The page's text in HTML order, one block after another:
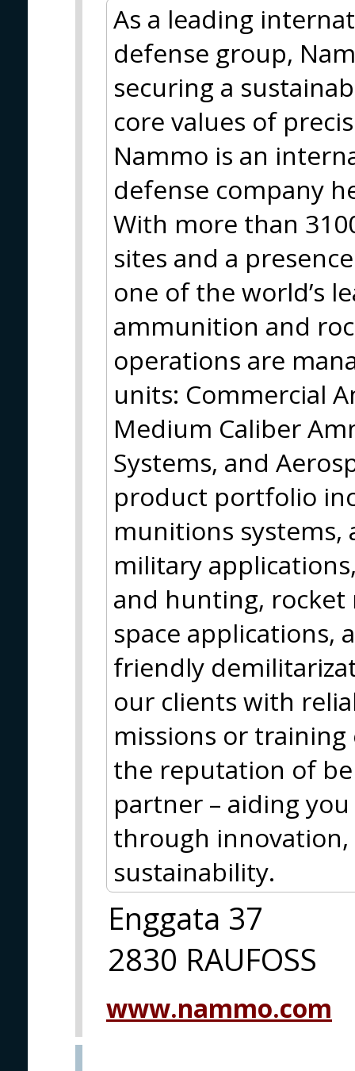
As a leading
defense group,
securing a
core values of
Nammo is an
defense company
With more than
sites and a
one of the world’s
ammunition and
operations are
units: Commercial
Medium Caliber
Systems, and
product portfolio
munitions
military
and hunting,
space applications,
friendly
our clients with
missions or training
the reputation of
partner – aiding
through
sustainability.
Enggata 37
2830 RAUFOSS
www.nammo.com